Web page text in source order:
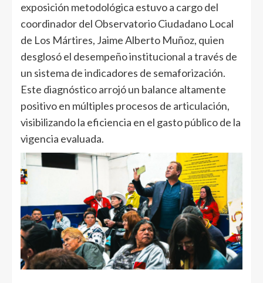
exposición metodológica estuvo a cargo del
coordinador del Observatorio Ciudadano Local
de Los Mártires, Jaime Alberto Muñoz, quien
desglosó el desempeño institucional a través de
un sistema de indicadores de semaforización.
Este diagnóstico arrojó un balance altamente
positivo en múltiples procesos de articulación,
visibilizando la eficiencia en el gasto público de la
vigencia evaluada.